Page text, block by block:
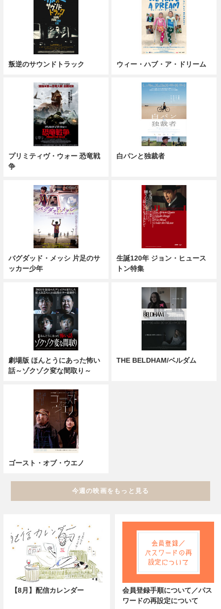
叛逆のサウンドトラック ウィー・ハブ・ア・ドリーム
プリミティヴ・ウォー 恐竜戦
争
白パンと独裁者
バグダッド・メッシ 片足のサ
ッカー少年
生誕120年 ジョン・ヒュース
トン特集
劇場版 ほんとうにあった怖い
話～ゾクゾク変な間取り～
THE BELDHAM/ベルダム
ゴースト・オブ・ウエノ
今週の映画をもっと見る
【8月】配信カレンダー
会員登録手順について／パス
ワードの再設定について